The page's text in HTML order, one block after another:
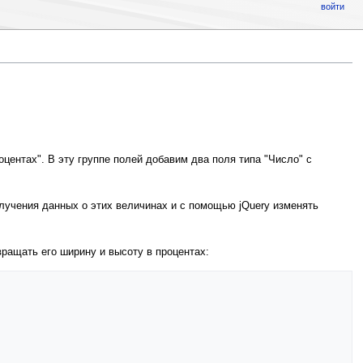
В эту группе полей добавим два поля типа "Число" с
данных о этих величинах и с помощью jQuery изменять
его ширину и высоту в процентах:
войти